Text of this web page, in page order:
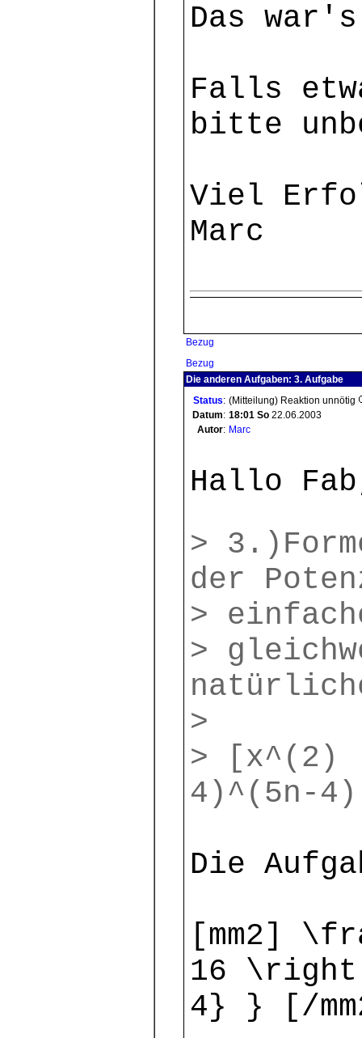
Das
Falls
bitte
Viel
Marc
Bezug
Bezug
Die anderen Aufgaben: 3. Aufgabe
Status: (Mitteilung) Reaktion unnötig
Datum: 18:01 So 22.06.2003
Autor: Marc
Hallo
>
der
>
>
>
> [x^(2)
4)^(5n-4)
Die
[mm2]
16
4} } [/